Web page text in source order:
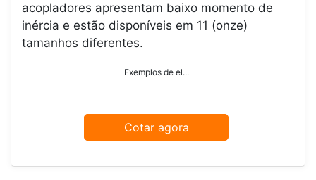
acopladores apresentam baixo momento de
inércia e estão disponíveis em 11 (onze)
tamanhos diferentes.
Exemplos de el...
Cotar agora